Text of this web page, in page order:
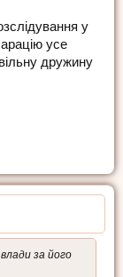
у
усе
дружину
за його